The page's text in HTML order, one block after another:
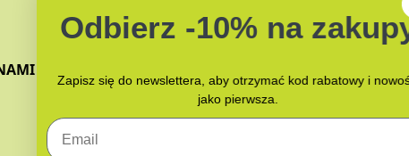
JAK PAKUJEMY?
Odbierz -10% na zakupy
Zapisz się do newslettera, aby otrzymać kod rabatowy i nowości
jako pierwsza.
Email